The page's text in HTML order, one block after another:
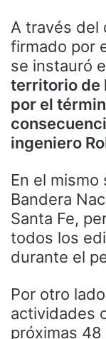
A través del
firmado por
se instauró
territorio de
por el
ingeniero
En el
Bandera
Santa Fe,
todos los
durante el
Por otro
actividades
próximas